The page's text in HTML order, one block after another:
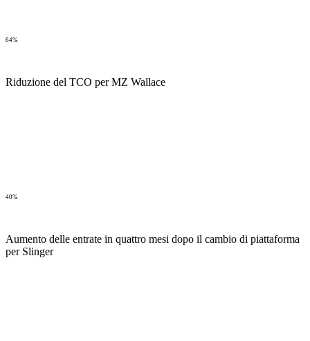
64%
Riduzione del TCO per MZ Wallace
40%
Aumento delle entrate in quattro mesi dopo il cambio di piattaforma
per Slinger